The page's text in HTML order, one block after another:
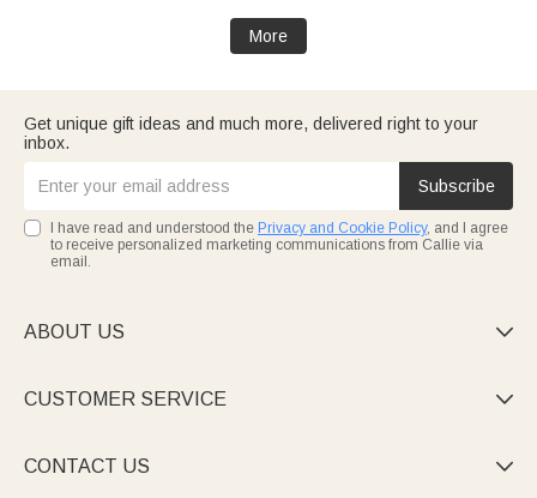
More
Get unique gift ideas and much more, delivered right to your
inbox.
Subscribe
I have read and understood the Privacy and Cookie Policy, and I agree
to receive personalized marketing communications from Callie via
email.
ABOUT US 
CUSTOMER SERVICE 
CONTACT US 